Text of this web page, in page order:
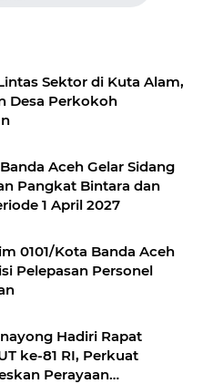
Sektor di Kuta Alam,
Desa Perkokoh
Aceh Gelar Sidang
Pangkat Bintara dan
1 April 2027
0101/Kota Banda Aceh
Pelepasan Personel
Hadiri Rapat
ke-81 RI, Perkuat
Perayaan